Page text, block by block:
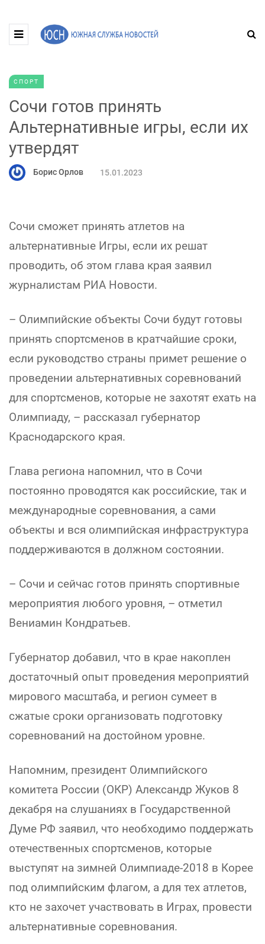
СПОРТ
Сочи готов принять
Альтернативные игры, если их
утвердят
Борис Орлов 15.01.2023
Сочи сможет принять атлетов на
альтернативные Игры, если их решат
проводить, об этом глава края заявил
журналистам РИА Новости.
– Олимпийские объекты Сочи будут готовы
принять спортсменов в кратчайшие сроки,
если руководство страны примет решение о
проведении альтернативных соревнований
для спортсменов, которые не захотят ехать на
Олимпиаду, – рассказал губернатор
Краснодарского края.
Глава региона напомнил, что в Сочи
постоянно проводятся как российские, так и
международные соревнования, а сами
объекты и вся олимпийская инфраструктура
поддерживаются в должном состоянии.
– Сочи и сейчас готов принять спортивные
мероприятия любого уровня, – отметил
Вениамин Кондратьев.
Губернатор добавил, что в крае накоплен
достаточный опыт проведения мероприятий
мирового масштаба, и регион сумеет в
сжатые сроки организовать подготовку
соревнований на достойном уровне.
Напомним, президент Олимпийского
комитета России (ОКР) Александр Жуков 8
декабря на слушаниях в Государственной
Думе РФ заявил, что необходимо поддержать
отечественных спортсменов, которые
выступят на зимней Олимпиаде-2018 в Корее
под олимпийским флагом, а для тех атлетов,
кто не захочет участвовать в Играх, провести
альтернативные соревнования.